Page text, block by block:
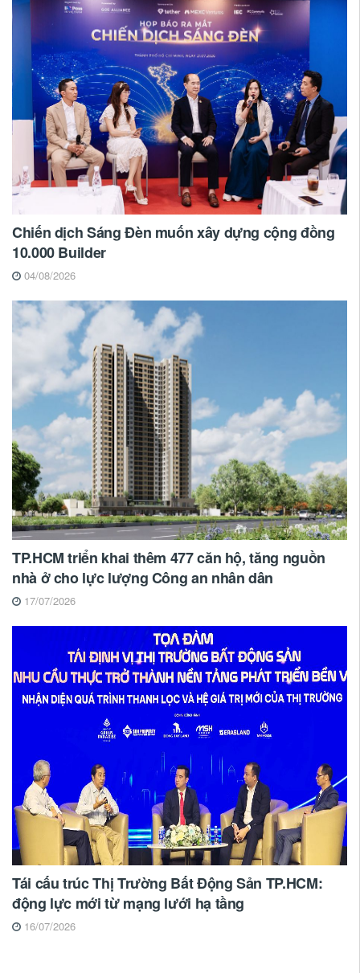
Chiến dịch Sáng Đèn muốn xây dựng cộng đồng
10.000 Builder
04/08/2026
TP.HCM triển khai thêm 477 căn hộ, tăng nguồn
nhà ở cho lực lượng Công an nhân dân
17/07/2026
Tái cấu trúc Thị Trường Bất Động Sản TP.HCM:
động lực mới từ mạng lưới hạ tầng
16/07/2026